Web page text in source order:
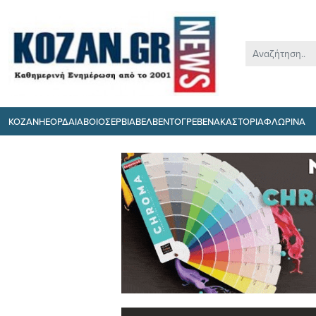
ΚΟΖΑΝΗΕΟΡΔΑΙΑΒΟΙΟΣΕΡΒΙΑΒΕΛΒΕΝΤΟΓΡΕΒΕΝΑΚΑΣΤΟΡΙΑΦΛΩΡΙΝΑ